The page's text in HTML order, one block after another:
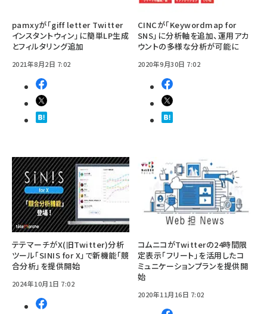
pamxyが「giff letter Twitter
インスタントウィン」に簡単LP生成
とフィルタリング追加
2021年8月2日 7:02
CINCが「Keywordmap for
SNS」に分析軸を追加、運用アカ
ウントの多様な分析が可能に
2020年9月30日 7:02
テテマーチがX(旧Twitter)分析
ツール「SINIS for X」で新機能「競
合分析」を提供開始
2024年10月1日 7:02
コムニコがTwitterの24時間限
定表示「フリート」を活用したコ
ミュニケーションプランを提供開
始
2020年11月16日 7:02